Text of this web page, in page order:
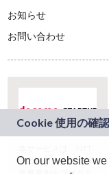
お知らせ
お問い合わせ
ドコモグループの新
On our website